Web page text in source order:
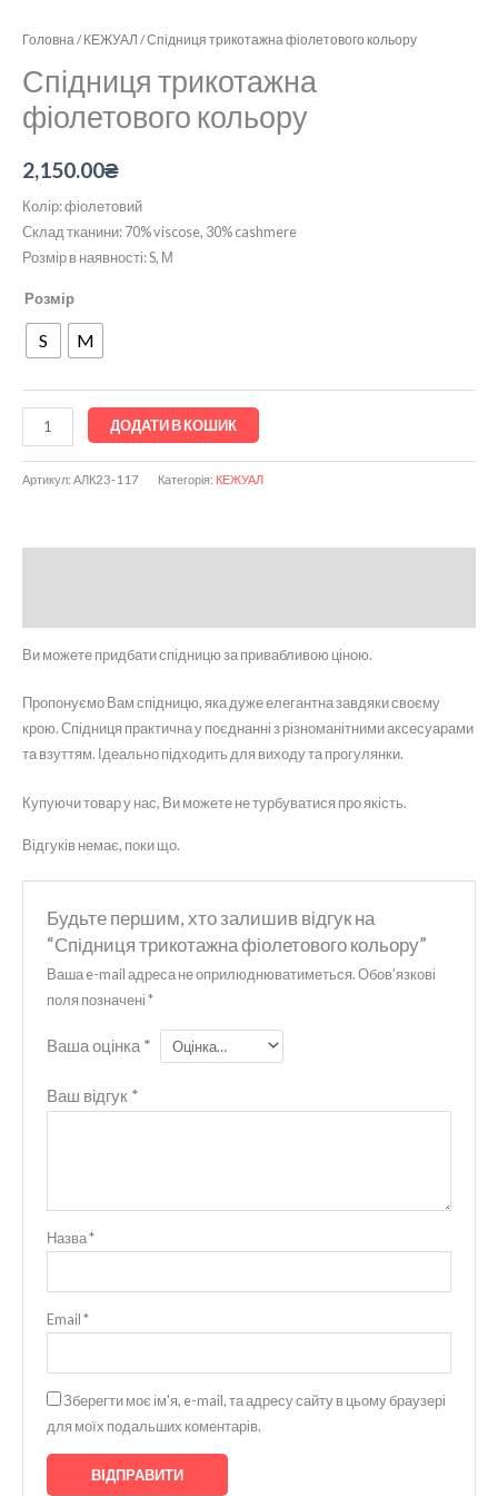
Головна /КЕЖУАЛ / Спідниця трикотажна фіолетового кольору
Спідниця трикотажна
фіолетового кольору
2,150.00₴
Колір: фіолетовий
Склад тканини: 70% viscose, 30% cashmere
Розмір в наявності: S, М
Розмір
S M
ДОДАТИ В КОШИК
Артикул: АЛК23-117 Категорія: КЕЖУАЛ
Ви можете придбати спідницю за привабливою ціною.
Пропонуємо Вам спідницю, яка дуже елегантна завдяки своєму
крою. Спідниця практична у поєднанні з різноманітними аксесуарами
та взуттям. Ідеально підходить для виходу та прогулянки.
Купуючи товар у нас, Ви можете не турбуватися про якість.
Відгуків немає, поки що.
Будьте першим, хто залишив відгук на
“Спідниця трикотажна фіолетового кольору”
Ваша e-mail адреса не оприлюднюватиметься.Обов’язкові
поля позначені*
Ваша оцінка *
Ваш відгук *
Назва*
Email*
Зберегти моє ім'я, e-mail, та адресу сайту в цьому браузері
для моїх подальших коментарів.